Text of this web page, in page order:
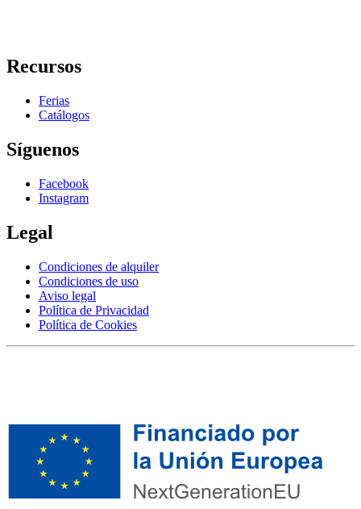
Recursos
Ferias
Catálogos
Síguenos
Facebook
Instagram
Legal
Condiciones de alquiler
Condiciones de uso
Aviso legal
Política de Privacidad
Política de Cookies